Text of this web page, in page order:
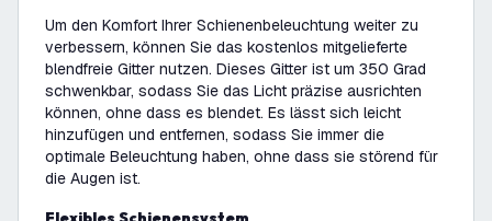
Um den Komfort Ihrer Schienenbeleuchtung weiter zu
verbessern, können Sie das kostenlos mitgelieferte
blendfreie Gitter nutzen. Dieses Gitter ist um 350 Grad
schwenkbar, sodass Sie das Licht präzise ausrichten
können, ohne dass es blendet. Es lässt sich leicht
hinzufügen und entfernen, sodass Sie immer die
optimale Beleuchtung haben, ohne dass sie störend für
die Augen ist.